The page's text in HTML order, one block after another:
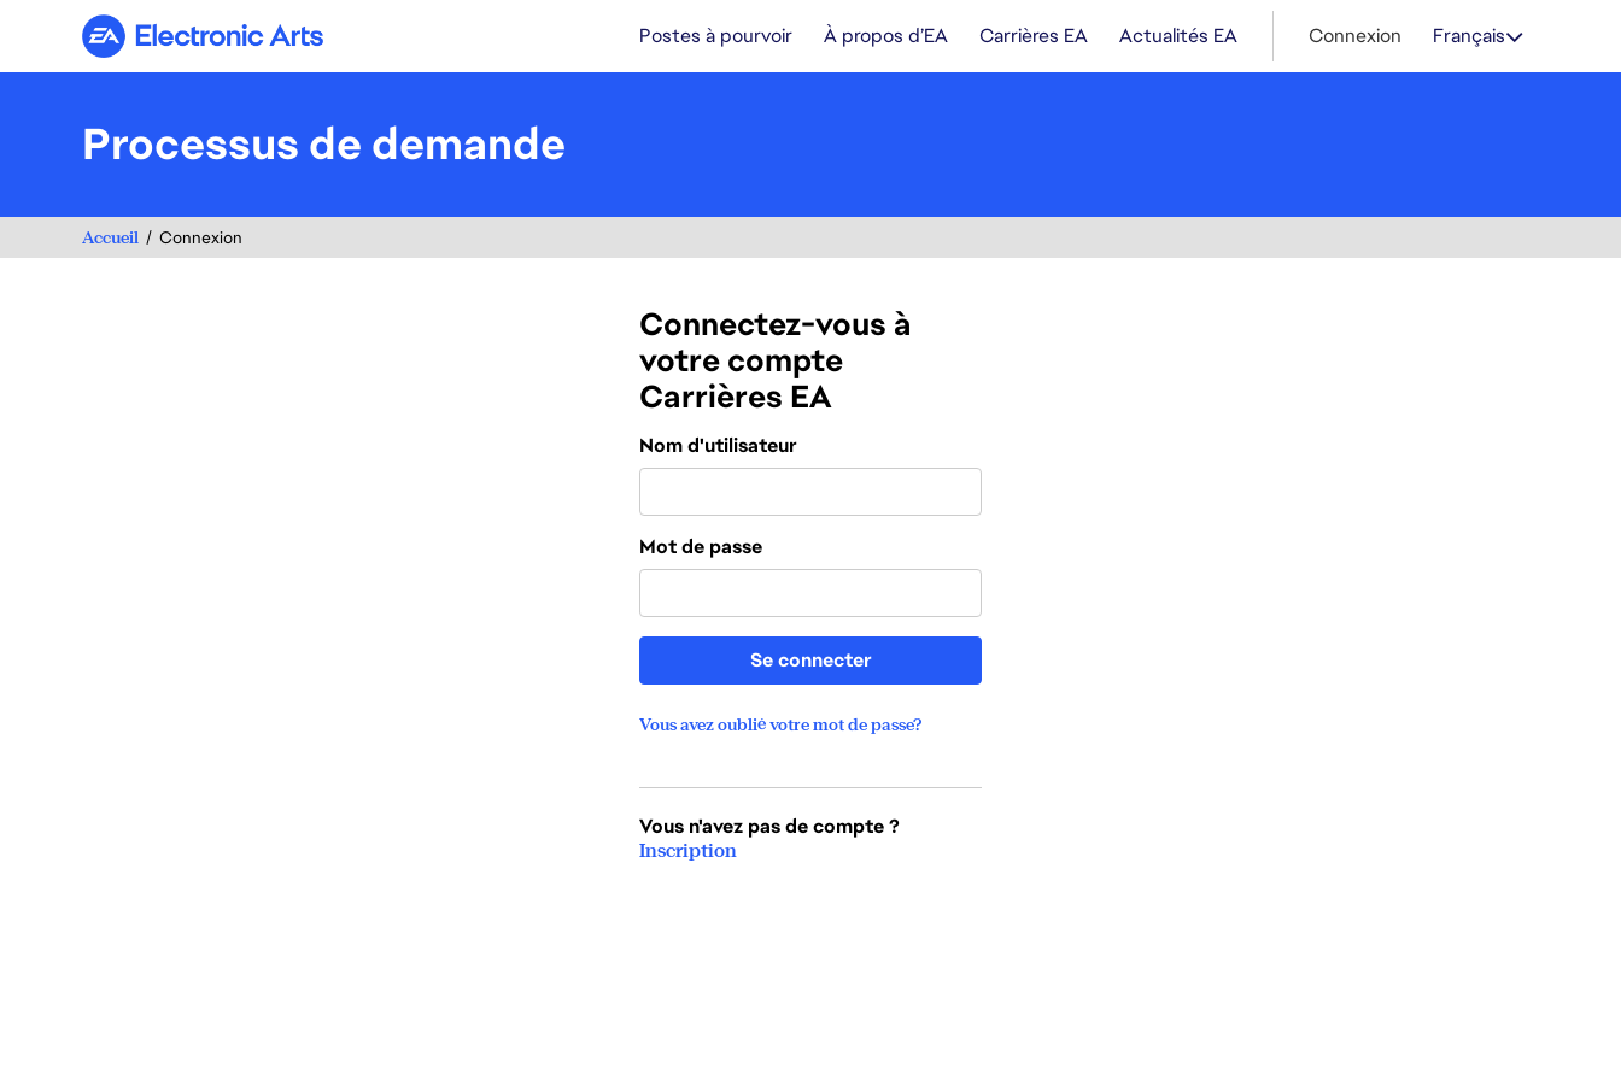
Electronic Arts Postes à pourvoir À propos d’EA Carrières EA Actualités EA Connexion Français
Processus de demande
Accueil Connexion
Connectez-vous à
votre compte
Carrières EA
Connexion
Nom d'utilisateur
Mot de passe
Se connecter
Vous avez oublié votre mot de passe?
Vous n'avez pas de compte ?
Inscription